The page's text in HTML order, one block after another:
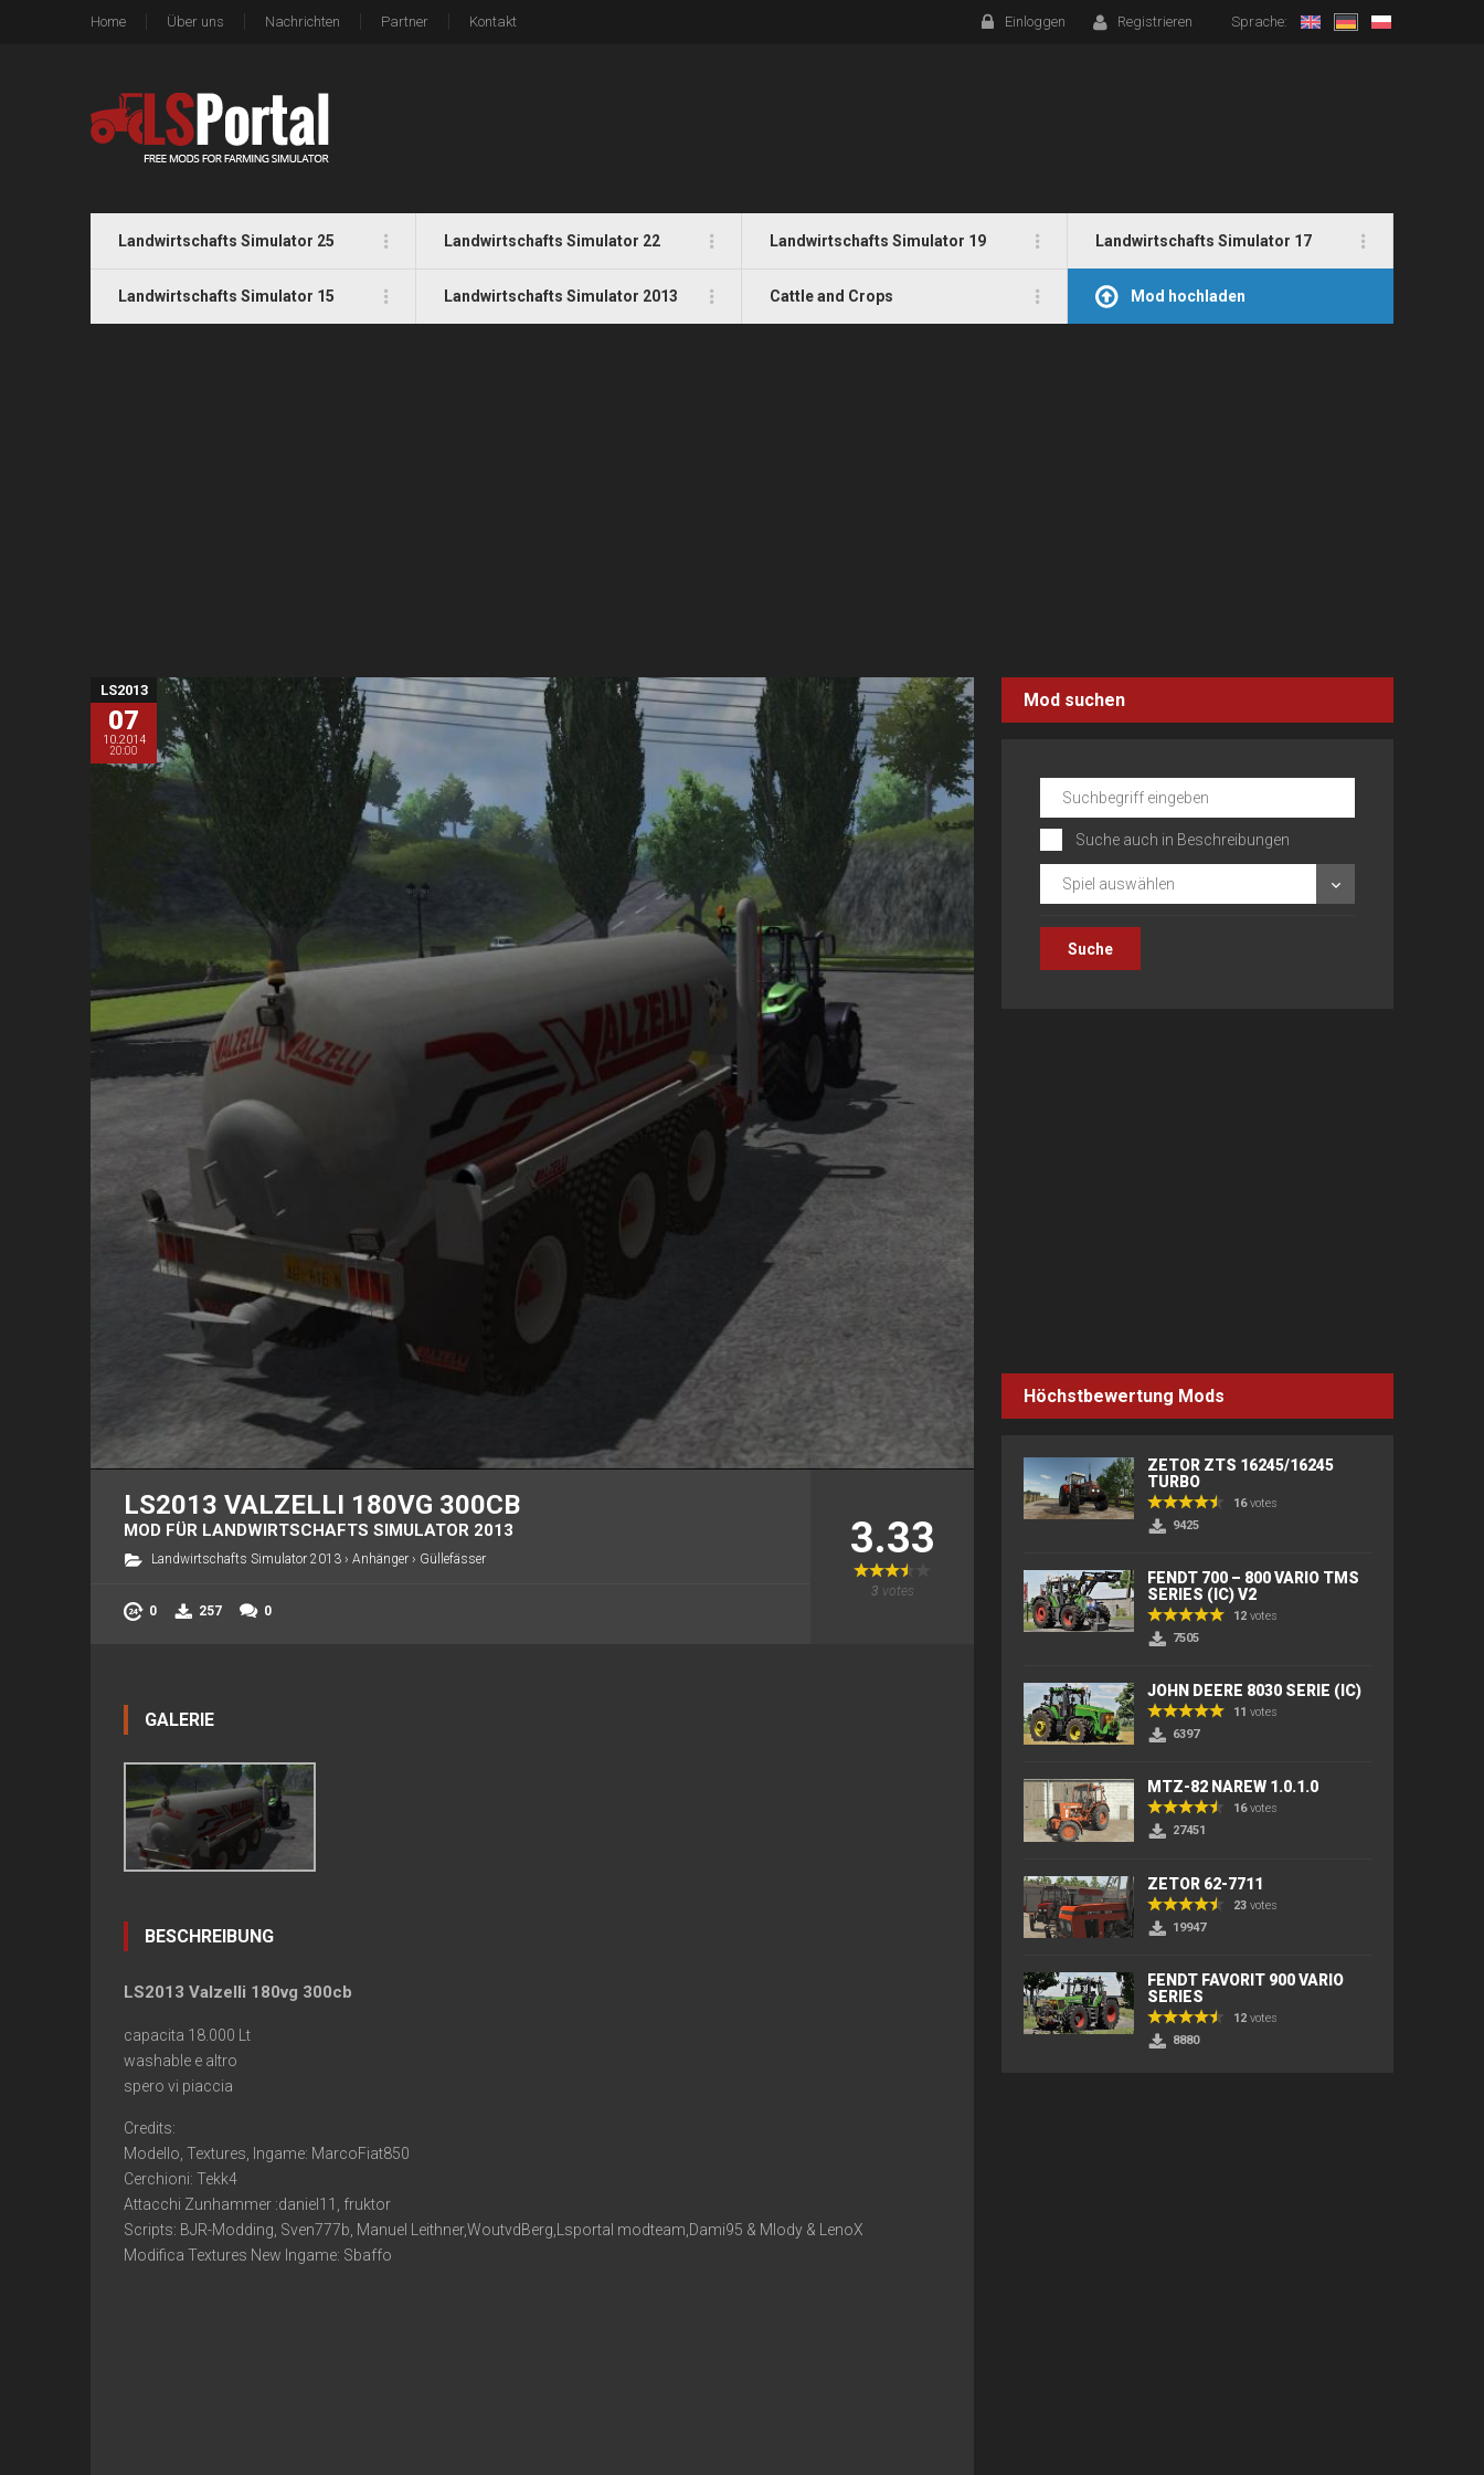
Home Über uns Nachrichten Partner Kontakt Einloggen Registrieren Sprache:
Landwirtschafts Simulator 25 Landwirtschafts Simulator 22 Landwirtschafts Simulator 19 Landwirtschafts Simulator 17
Landwirtschafts Simulator 15 Landwirtschafts Simulator 2013 Cattle and Crops Mod hochladen
LS2013
07
10.2014
20:00
LS2013 VALZELLI 180VG 300CB
MOD FÜR LANDWIRTSCHAFTS SIMULATOR 2013
Landwirtschafts Simulator 2013 › Anhänger › Güllefässer
0 257 0
3.33
3 votes
GALERIE
BESCHREIBUNG
LS2013 Valzelli 180vg 300cb
capacita 18.000 Lt
washable e altro
spero vi piaccia
Credits:
Modello, Textures, Ingame: MarcoFiat850
Cerchioni: Tekk4
Attacchi Zunhammer :daniel11, fruktor
Scripts: BJR-Modding, Sven777b, Manuel Leithner,WoutvdBerg,Lsportal modteam,Dami95 & Mlody & LenoX
Modifica Textures New Ingame: Sbaffo
Mod suchen
Suche auch in Beschreibungen
Spiel auswählen
Höchstbewertung Mods
ZETOR ZTS 16245/16245
TURBO
16votes
9425
FENDT 700 – 800 VARIO TMS
SERIES (IC) V2
12 votes
7505
JOHN DEERE 8030 SERIE (IC)
11 votes
6397
MTZ-82 NAREW 1.0.1.0
16votes
27451
ZETOR 62-7711
23 votes
19947
FENDT FAVORIT 900 VARIO
SERIES
12 votes
8880